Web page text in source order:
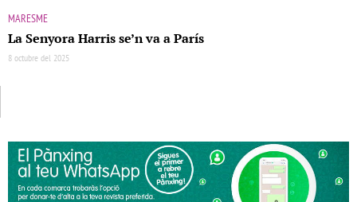
MARESME
La Senyora Harris se’n va a París
8 octubre del 2025